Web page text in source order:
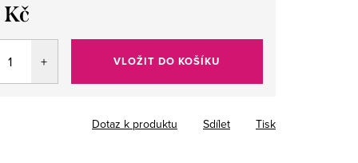
VLOŽIT DO KOŠÍKU
Tisk
Dotaz k produktu Sdílet